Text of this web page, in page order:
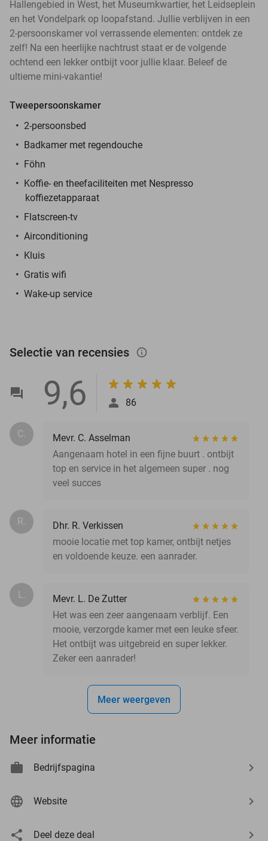
Hallengebied in West, het Museumkwartier, het Leidseplein
en het Vondelpark op loopafstand. Jullie verblijven in een
2-persoonskamer vol verrassende elementen: ontdek ze
zelf! Na een heerlijke nachtrust staat er de volgende
ochtend een lekker ontbijt voor jullie klaar. Beleef de
ultieme mini-vakantie!
Tweepersoonskamer
2-persoonsbed
Badkamer met regendouche
Föhn
Koffie- en theefaciliteiten met Nespresso
koffiezetapparaat
Flatscreen-tv
Airconditioning
Kluis
Gratis wifi
Wake-up service
Selectie van recensies info_outlined
9,6 86
C.
Mevr. C. Asselman
Aangenaam hotel in een fijne buurt . ontbijt
top en service in het algemeen super . nog
veel succes
R.
Dhr. R. Verkissen
mooie locatie met top kamer, ontbijt netjes
en voldoende keuze. een aanrader.
L.
Mevr. L. De Zutter
Het was een zeer aangenaam verblijf. Een
mooie, verzorgde kamer met een leuke sfeer.
Het ontbijt was uitgebreid en super lekker.
Zeker een aanrader!
Meer weergeven
Meer informatie
Bedrijfspagina
Website
Deel deze deal